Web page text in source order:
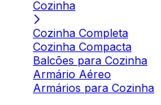
Cozinha
Cozinha Completa
Cozinha Compacta
Balcões para Cozinha
Armário Aéreo
Armários para Cozinha